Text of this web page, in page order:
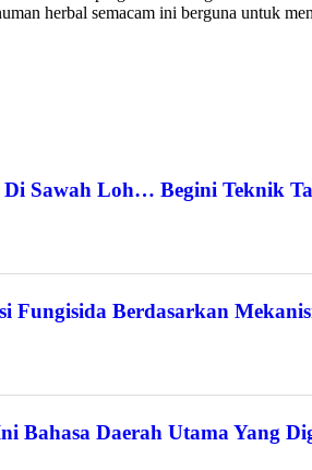
herbal semacam ini berguna untuk
Sawah Loh… Begini Teknik
Fungisida Berdasarkan
Bahasa Daerah Utama Yang